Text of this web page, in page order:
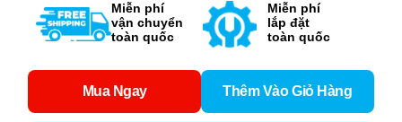
Miễn phí
vận chuyển
toàn quốc
Miễn phí
lắp đặt
toàn quốc
Mua Ngay Thêm Vào Giỏ Hàng